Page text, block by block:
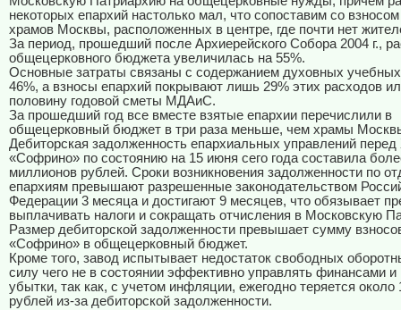
некоторых епархий настолько мал, что сопоставим со
храмов Москвы, расположенных в центре, где почти нет
За период, прошедший после Архиерейского Собора 2004 г.,
общецерковного бюджета увеличилась на 55%.
Основные затраты связаны с содержанием духовных
46%, а взносы епархий покрывают лишь 29% этих расходов
половину годовой сметы МДАиС.
За прошедший год все вместе взятые епархии перечислили в
общецерковный бюджет в три раза меньше, чем храмы
Дебиторская задолженность епархиальных управлений
«Софрино» по состоянию на 15 июня сего года составила
миллионов рублей. Сроки возникновения задолженности по
епархиям превышают разрешенные законодательством
Федерации 3 месяца и достигают 9 месяцев, что обязывает
выплачивать налоги и сокращать отчисления в Московскую
Размер дебиторской задолженности превышает сумму
«Софрино» в общецерковный бюджет.
Кроме того, завод испытывает недостаток свободных
силу чего не в состоянии эффективно управлять финансами
убытки, так как, с учетом инфляции, ежегодно теряется
рублей из-за дебиторской задолженности.